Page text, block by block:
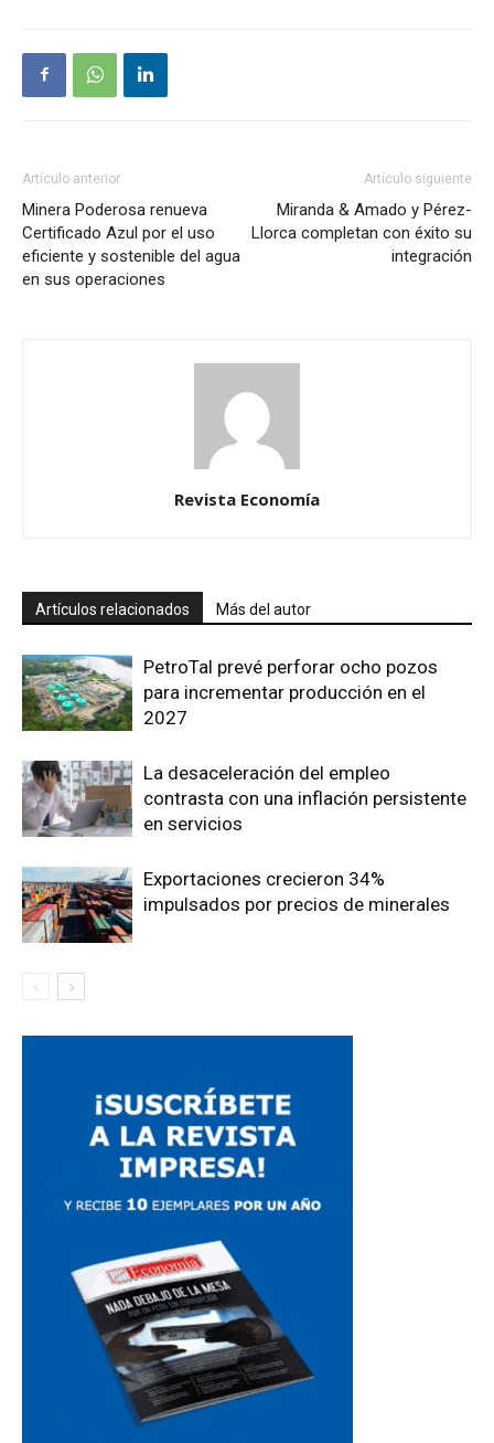
Artículo anterior
Minera Poderosa renueva
Certificado Azul por el uso
eficiente y sostenible del agua
en sus operaciones
Artículo siguiente
Miranda & Amado y Pérez-
Llorca completan con éxito su
integración
Revista Economía
Artículos relacionados Más del autor
PetroTal prevé perforar ocho pozos
para incrementar producción en el
2027
La desaceleración del empleo
contrasta con una inflación persistente
en servicios
Exportaciones crecieron 34%
impulsados por precios de minerales